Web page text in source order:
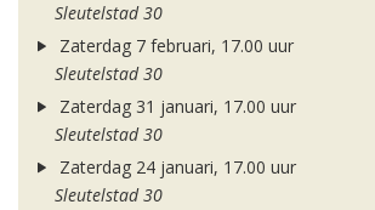
Sleutelstad 30
Zaterdag 7 februari, 17.00 uur
Sleutelstad 30
Zaterdag 31 januari, 17.00 uur
Sleutelstad 30
Zaterdag 24 januari, 17.00 uur
Sleutelstad 30